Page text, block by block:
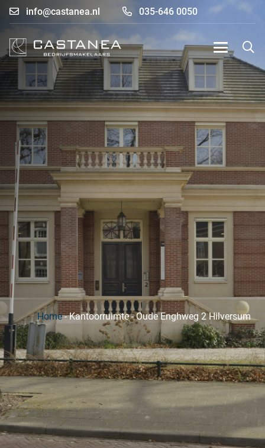
info@castanea.nl 035-646 0050
Home-Kantoorruimte-Oude Enghweg 2 Hilversum